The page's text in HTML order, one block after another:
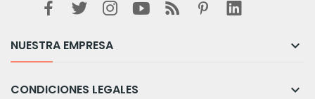
NUESTRA EMPRESA 
CONDICIONES LEGALES 